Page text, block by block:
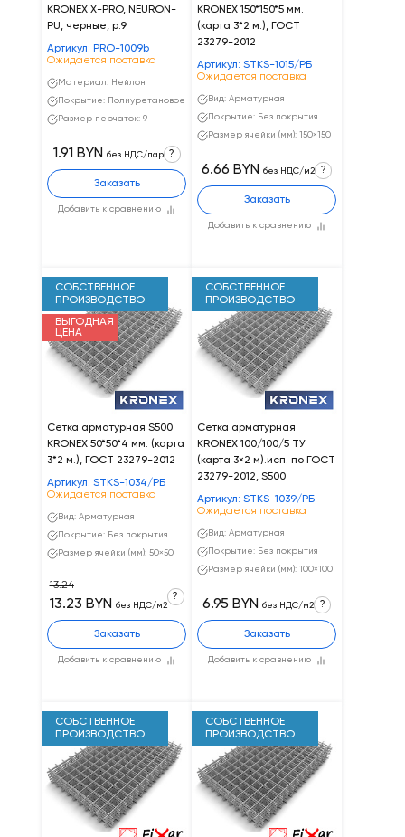
KRONEX X-PRO, NEURON-
PU, черные, р.9
Артикул: PRO-1009b
Ожидается поставка
Материал: Нейлон
Покрытие: Полиуретановое
Размер перчаток: 9
Добавить к сравнению
1.91 BYN без НДС/пар ?
Заказать
KRONEX 150*150*5 мм.
(карта 3*2 м.), ГОСТ
23279-2012
Артикул: STKS-1015/РБ
Ожидается поставка
Вид: Арматурная
Покрытие: Без покрытия
Размер ячейки (мм): 150×150
Добавить к сравнению
6.66 BYN без НДС/м2 ?
Заказать
СОБСТВЕННОЕ
ПРОИЗВОДСТВО
ВЫГОДНАЯ
ЦЕНА
Сетка арматурная S500
KRONEX 50*50*4 мм. (карта
3*2 м.), ГОСТ 23279-2012
Артикул: STKS-1034/РБ
Ожидается поставка
Вид: Арматурная
Покрытие: Без покрытия
Размер ячейки (мм): 50×50
Добавить к сравнению
13.24
13.23 BYN без НДС/м2
?
Заказать
СОБСТВЕННОЕ
ПРОИЗВОДСТВО
Сетка арматурная
KRONEX 100/100/5 ТУ
(карта 3×2 м).исп. по ГОСТ
23279-2012, S500
Артикул: STKS-1039/РБ
Ожидается поставка
Вид: Арматурная
Покрытие: Без покрытия
Размер ячейки (мм): 100×100
Добавить к сравнению
6.95 BYN без НДС/м2 ?
Заказать
СОБСТВЕННОЕ
ПРОИЗВОДСТВО
СОБСТВЕННОЕ
ПРОИЗВОДСТВО